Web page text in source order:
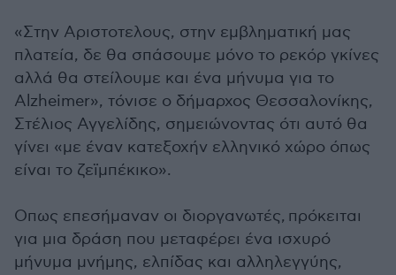
47
seconds
«Στην Αριστοτελους, στην εμβληματική μας
πλατεία, δε θα σπάσουμε μόνο το ρεκόρ γκίνες
αλλά θα στείλουμε και ένα μήνυμα για το
Alzheimer», τόνισε ο δήμαρχος Θεσσαλονίκης,
Στέλιος Αγγελίδης, σημειώνοντας ότι αυτό θα
γίνει «με έναν κατεξοχήν ελληνικό χώρο όπως
είναι το ζεϊμπέκικο».
Οπως επεσήμαναν οι διοργανωτές, πρόκειται
για μια δράση που μεταφέρει ένα ισχυρό
μήνυμα μνήμης, ελπίδας και αλληλεγγύης,